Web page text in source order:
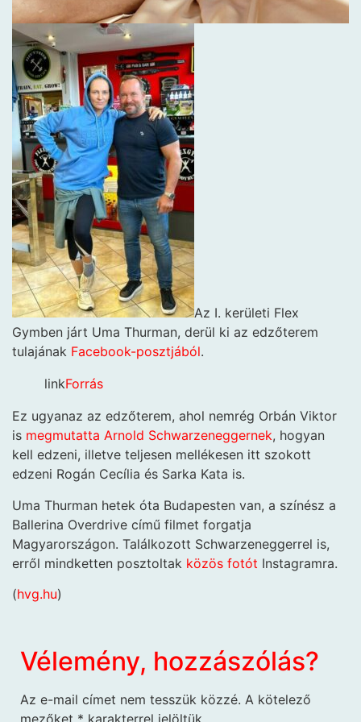
Az I. kerületi Flex
Gymben járt Uma Thurman, derül ki az edzőterem
tulajának Facebook-posztjából.
linkForrás
Ez ugyanaz az edzőterem, ahol nemrég Orbán Viktor
is megmutatta Arnold Schwarzeneggernek, hogyan
kell edzeni, illetve teljesen mellékesen itt szokott
edzeni Rogán Cecília és Sarka Kata is.
Uma Thurman hetek óta Budapesten van, a színész a
Ballerina Overdrive című filmet forgatja
Magyarországon. Találkozott Schwarzeneggerrel is,
erről mindketten posztoltak közös fotót Instagramra.
(hvg.hu)
Vélemény, hozzászólás?
Az e-mail címet nem tesszük közzé. A kötelező
mezőket * karakterrel jelöltük